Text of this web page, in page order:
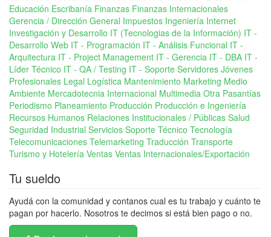
Educación Escribanía Finanzas Finanzas Internacionales
Gerencia / Dirección General Impuestos Ingeniería Internet
Investigación y Desarrollo IT (Tecnologias de la Información) IT -
Desarrollo Web IT - Programación IT - Análisis Funcional IT -
Arquitectura IT - Project Management IT - Gerencia IT - DBA IT -
Líder Técnico IT - QA / Testing IT - Soporte Servidores Jóvenes
Profesionales Legal Logística Mantenimiento Marketing Medio
Ambiente Mercadotecnia Internacional Multimedia Otra Pasantías
Periodismo Planeamiento Producción Producción e Ingeniería
Recursos Humanos Relaciones Institucionales / Públicas Salud
Seguridad Industrial Servicios Soporte Técnico Tecnología
Telecomunicaciones Telemarketing Traducción Transporte
Turismo y Hotelería Ventas Ventas Internacionales/Exportación
Tu sueldo
Ayudá con la comunidad y contanos cual es tu trabajo y cuánto te
pagan por hacerlo. Nosotros te decimos si está bien pago o no.